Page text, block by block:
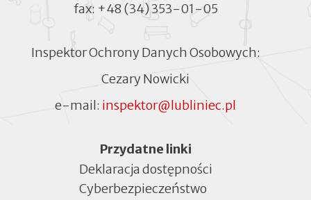
fax: +48 (34) 353-01-05
Inspektor Ochrony Danych Osobowych:
Cezary Nowicki
e-mail: inspektor@lubliniec.pl
MenuPrzydatne linki
Deklaracja dostępności
Cyberbezpieczeństwo